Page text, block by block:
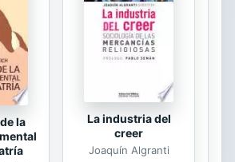
la
La industria del
creer
Joaquín Algranti